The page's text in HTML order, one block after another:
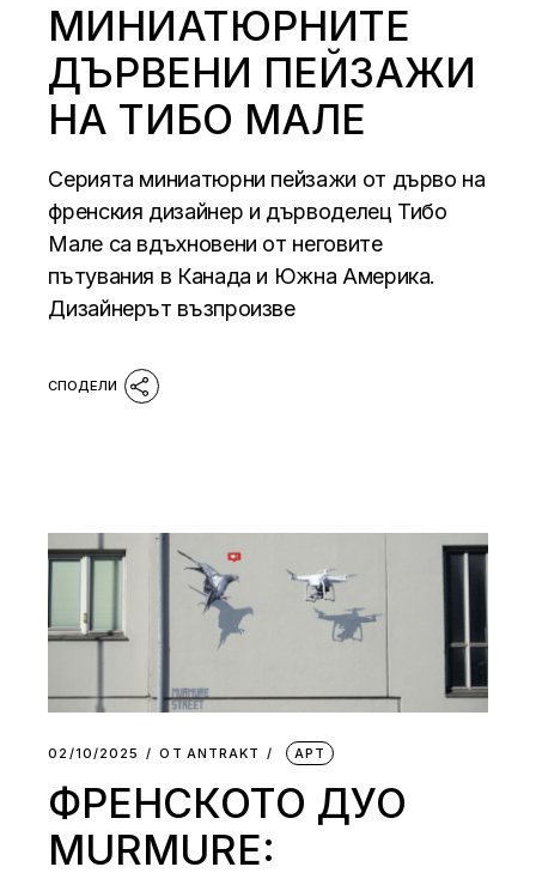
МИНИАТЮРНИТЕ
ДЪРВЕНИ ПЕЙЗАЖИ
НА ТИБО МАЛЕ
Серията миниатюрни пейзажи от дърво на
френския дизайнер и дърводелец Тибо
Мале са вдъхновени от неговите
пътувания в Канада и Южна Америка.
Дизайнерът възпроизве
02/10/2025 ОТ АNTRAKT АРТ
ФРЕНСКОТО ДУО
MURMURE: